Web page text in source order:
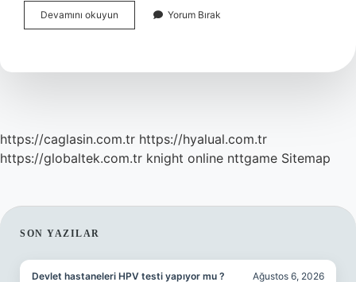
Devamını okuyun
Kelimesinin
Yorum Bırak
https://caglasin.com.tr https://hyalual.com.tr
https://globaltek.com.tr knight online nttgame Sitemap
SIDEBAR
SON YAZILAR
Devlet hastaneleri HPV testi yapıyor mu ? Ağustos 6, 2026